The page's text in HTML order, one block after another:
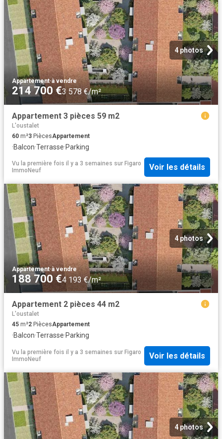
4 photos
Appartement·à vendre
214 700 €3 578 €/m²
Appartement 3 pièces 59 m2
L'oustalet
60 m²3 PiècesAppartement
·Balcon·Terrasse·Parking
Vu la première fois il y a 3 semaines sur Figaro
ImmoNeuf
Voir les détails
4 photos
Appartement·à vendre
188 700 €4 193 €/m²
Appartement 2 pièces 44 m2
L'oustalet
45 m²2 PiècesAppartement
·Balcon·Terrasse·Parking
Vu la première fois il y a 3 semaines sur Figaro
ImmoNeuf
Voir les détails
4 photos